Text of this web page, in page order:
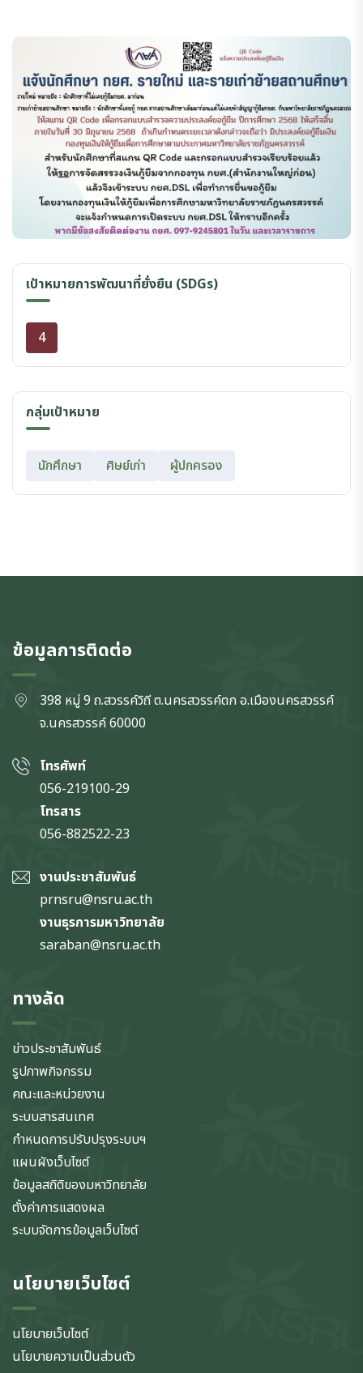
เป้าหมายการพัฒนาที่ยั่งยืน (SDGs)
4
กลุ่มเป้าหมาย
นักศึกษา ศิษย์เก่า ผู้ปกครอง
ข้อมูลการติดต่อ
398 หมู่ 9 ถ.สวรรค์วิถี ต.นครสวรรค์ตก อ.เมืองนครสวรรค์
จ.นครสวรรค์60000
โทรศัพท์
056-219100-29
โทรสาร
056-882522-23
งานประชาสัมพันธ์
prnsru@nsru.ac.th
งานธุรการมหาวิทยาลัย
saraban@nsru.ac.th
ทางลัด
ข่าวประชาสัมพันธ์
รูปภาพกิจกรรม
คณะและหน่วยงาน
ระบบสารสนเทศ
กำหนดการปรับปรุงระบบฯ
แผนผังเว็บไซต์
ข้อมูลสถิติของมหาวิทยาลัย
ตั้งค่าการแสดงผล
ระบบจัดการข้อมูลเว็บไซต์
นโยบายเว็บไซต์
นโยบายเว็บไซต์
นโยบายความเป็นส่วนตัว